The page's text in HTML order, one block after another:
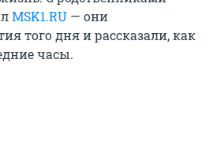
MSK1.RU — они
того дня и рассказали, как
часы.